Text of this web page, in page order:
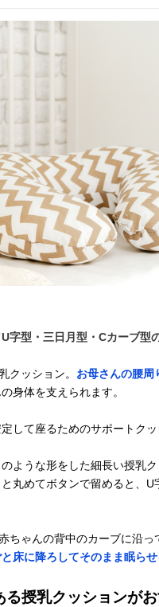
U字型・三日月型・Cカーブ型
クッション。 お母さんの腰周
身体を支えられます。
して座るためのサポートクッ
ような形をした細長い授乳
丸めてボタンで留めると、
ちゃんの背中のカーブに沿
床に降ろしてそのまま眠らせ
授乳クッションが